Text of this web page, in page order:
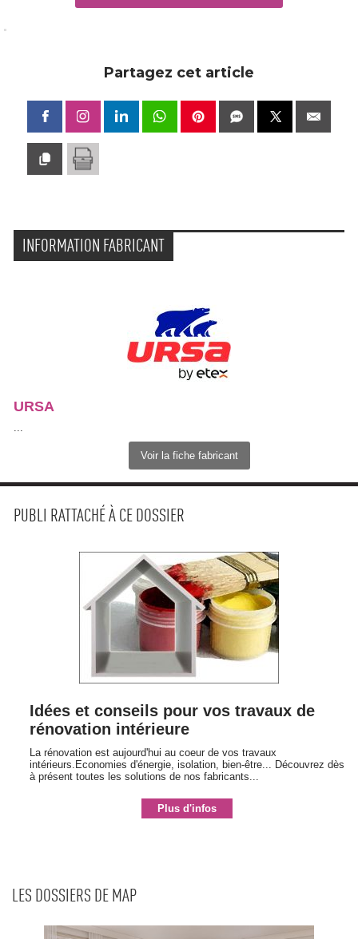
Partagez cet article
INFORMATION FABRICANT
URSA
Voir la fiche fabricant
PUBLI RATTACHÉ À CE DOSSIER
Idées et conseils pour vos travaux de
rénovation intérieure
La rénovation est aujourd'hui au coeur de vos travaux
intérieurs.Economies d'énergie, isolation, bien-être... Découvrez dès
à présent toutes les solutions de nos fabricants...
Plus d'infos
LES DOSSIERS DE MAP